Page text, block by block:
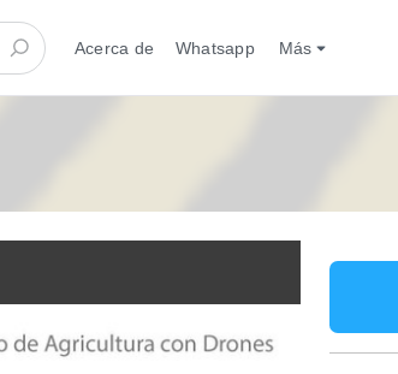
Acerca de Whatsapp Más